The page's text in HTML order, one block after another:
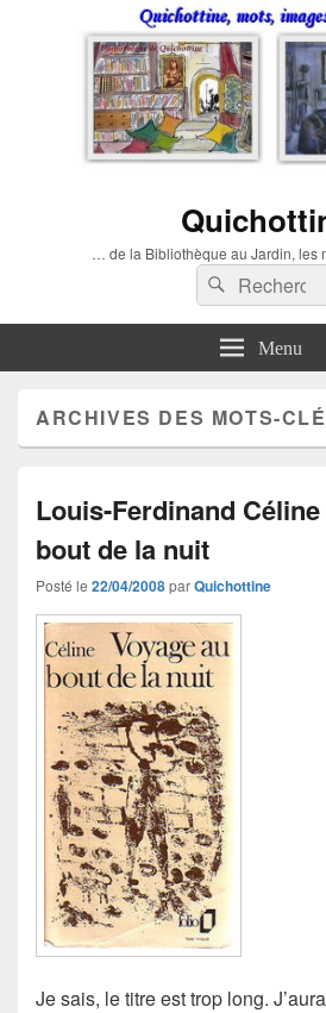
… de la Bibliothèque au Jardin, les
Recherche :
Rechercher
Menu
ARCHIVES DES MOTS-
Louis-Ferdinand
bout de la nuit
Posté le 22/04/2008parQuichottine
Je sais, le titre est trop long.